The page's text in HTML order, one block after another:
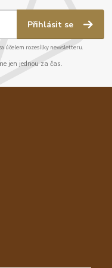
Přihlásit se
účelem rozesílky newsletteru.
jen jednou za čas.